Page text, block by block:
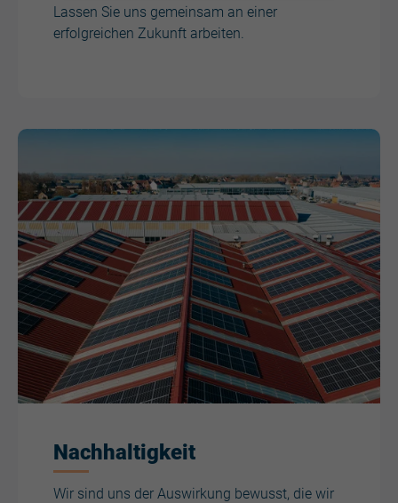
Lassen Sie uns gemeinsam an einer
erfolgreichen Zukunft arbeiten.
Nachhaltigkeit
Wir sind uns der Auswirkung bewusst, die wir